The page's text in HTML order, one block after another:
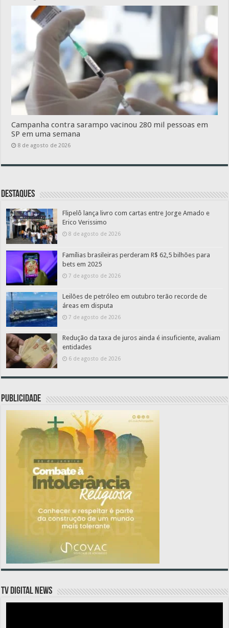
Campanha contra sarampo vacinou 280 mil pessoas em
SP em uma semana
8 de agosto de 2026
Destaques
Flipelô lança livro com cartas entre Jorge Amado e
Erico Verissimo
8 de agosto de 2026
Famílias brasileiras perderam R$ 62,5 bilhões para
bets em 2025
7 de agosto de 2026
Leilões de petróleo em outubro terão recorde de
áreas em disputa
7 de agosto de 2026
Redução da taxa de juros ainda é insuficiente, avaliam
entidades
6 de agosto de 2026
PUBLICIDADE
TV DIGITAL NEWS